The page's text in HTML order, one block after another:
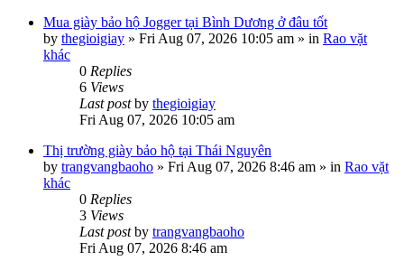
Mua giày bảo hộ Jogger tại Bình Dương ở đâu tốt
by thegioigiay » Fri Aug 07, 2026 10:05 am » in Rao vặt
khác
0 Replies
6 Views
Last postby thegioigiay
Fri Aug 07, 2026 10:05 am
Thị trường giày bảo hộ tại Thái Nguyên
by trangvangbaoho » Fri Aug 07, 2026 8:46 am » in Rao vặt
khác
0 Replies
3 Views
Last postby trangvangbaoho
Fri Aug 07, 2026 8:46 am